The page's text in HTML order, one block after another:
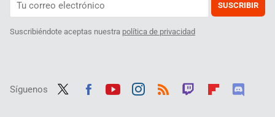
SUSCRIBIR
Suscribiéndote aceptas nuestra política de privacidad
Síguenos